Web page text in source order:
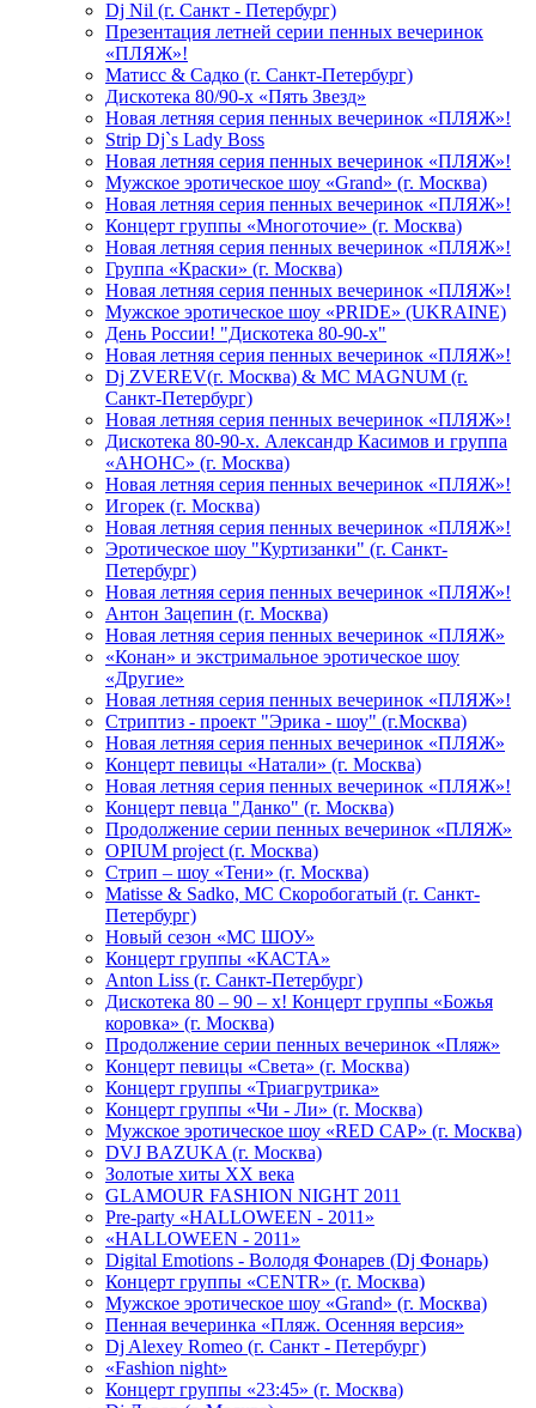
Dj Nil (г. Санкт - Петербург)
Презентация летней серии пенных вечеринок
«ПЛЯЖ»!
Матисс & Садко (г. Санкт-Петербург)
Дискотека 80/90-х «Пять Звезд»
Новая летняя серия пенных вечеринок «ПЛЯЖ»!
Strip Dj`s Lady Boss
Новая летняя серия пенных вечеринок «ПЛЯЖ»!
Мужское эротическое шоу «Grand» (г. Москва)
Новая летняя серия пенных вечеринок «ПЛЯЖ»!
Концерт группы «Многоточие» (г. Москва)
Новая летняя серия пенных вечеринок «ПЛЯЖ»!
Группа «Краски» (г. Москва)
Новая летняя серия пенных вечеринок «ПЛЯЖ»!
Мужское эротическое шоу «PRIDE» (UKRAINE)
День России! "Дискотека 80-90-х"
Новая летняя серия пенных вечеринок «ПЛЯЖ»!
Dj ZVEREV(г. Москва) & MC MAGNUM (г.
Санкт-Петербург)
Новая летняя серия пенных вечеринок «ПЛЯЖ»!
Дискотека 80-90-х. Александр Касимов и группа
«АНОНС» (г. Москва)
Новая летняя серия пенных вечеринок «ПЛЯЖ»!
Игорек (г. Москва)
Новая летняя серия пенных вечеринок «ПЛЯЖ»!
Эротическое шоу "Куртизанки" (г. Санкт-
Петербург)
Новая летняя серия пенных вечеринок «ПЛЯЖ»!
Антон Зацепин (г. Москва)
Новая летняя серия пенных вечеринок «ПЛЯЖ»
«Конан» и экстримальное эротическое шоу
«Другие»
Новая летняя серия пенных вечеринок «ПЛЯЖ»!
Стриптиз - проект "Эрика - шоу" (г.Москва)
Новая летняя серия пенных вечеринок «ПЛЯЖ»
Концерт певицы «Натали» (г. Москва)
Новая летняя серия пенных вечеринок «ПЛЯЖ»!
Концерт певца "Данко" (г. Москва)
Продолжение серии пенных вечеринок «ПЛЯЖ»
OPIUM project (г. Москва)
Стрип – шоу «Тени» (г. Москва)
Matissе & Sadko, MC Скоробогатый (г. Санкт-
Петербург)
Новый сезон «МС ШОУ»
Концерт группы «КАСТА»
Anton Liss (г. Санкт-Петербург)
Дискотека 80 – 90 – х! Концерт группы «Божья
коровка» (г. Москва)
Продолжение серии пенных вечеринок «Пляж»
Концерт певицы «Света» (г. Москва)
Концерт группы «Триагрутрика»
Концерт группы «Чи - Ли» (г. Москва)
Мужское эротическое шоу «RED CAP» (г. Москва)
DVJ BAZUKA (г. Москва)
Золотые хиты XX века
GLAMOUR FASHION NIGHT 2011
Pre-party «HALLOWEEN - 2011»
«HALLOWEEN - 2011»
Digital Emotions - Володя Фонарев (Dj Фонарь)
Концерт группы «CENTR» (г. Москва)
Мужское эротическое шоу «Grand» (г. Москва)
Пенная вечеринка «Пляж. Осенняя версия»
Dj Alexey Romeo (г. Санкт - Петербург)
«Fashion night»
Концерт группы «23:45» (г. Москва)